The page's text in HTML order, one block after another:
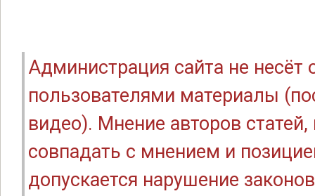
Администрация сайта не
пользователями материалы
видео). Мнение авторов
совпадать с мнением и
допускается нарушение